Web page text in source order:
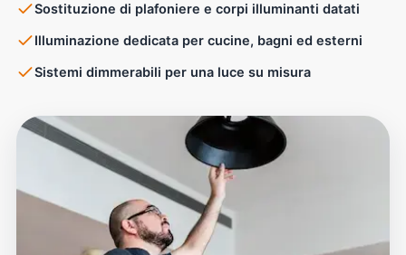
Sostituzione di plafoniere e corpi illuminanti datati
Illuminazione dedicata per cucine, bagni ed esterni
Sistemi dimmerabili per una luce su misura